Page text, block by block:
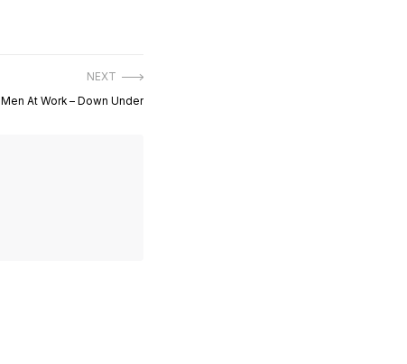
NEXT
Next
Men At Work – Down Under